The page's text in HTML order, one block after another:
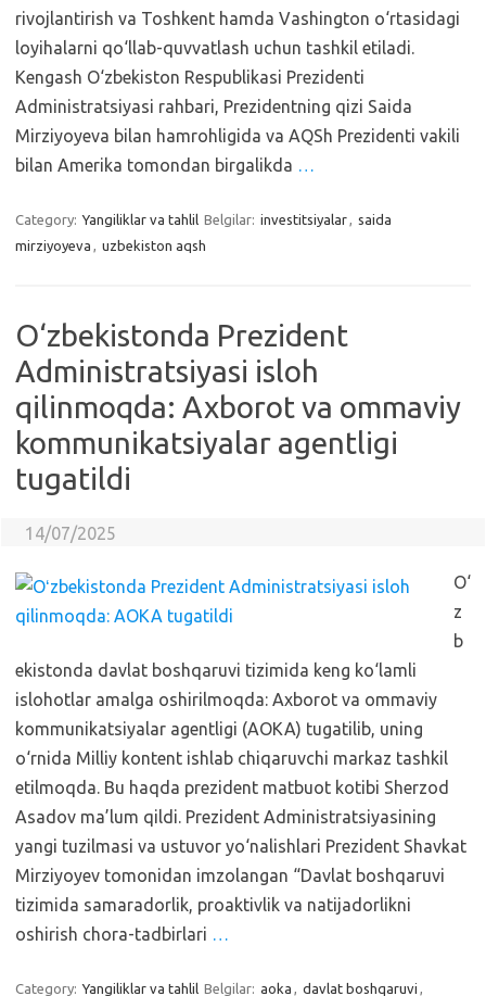
rivojlantirish va Toshkent hamda Vashington o‘rtasidagi
loyihalarni qo‘llab-quvvatlash uchun tashkil etiladi.
Kengash O‘zbekiston Respublikasi Prezidenti
Administratsiyasi rahbari, Prezidentning qizi Saida
Mirziyoyeva bilan hamrohligida va AQSh Prezidenti vakili
bilan Amerika tomondan birgalikda …
Category: Yangiliklar va tahlil Belgilar: investitsiyalar, saida
mirziyoyeva , uzbekiston aqsh
O‘zbekistonda Prezident
Administratsiyasi isloh
qilinmoqda: Axborot va ommaviy
kommunikatsiyalar agentligi
tugatildi
14/07/2025
O‘
z
b
ekistonda davlat boshqaruvi tizimida keng ko‘lamli
islohotlar amalga oshirilmoqda: Axborot va ommaviy
kommunikatsiyalar agentligi (AOKA) tugatilib, uning
o‘rnida Milliy kontent ishlab chiqaruvchi markaz tashkil
etilmoqda. Bu haqda prezident matbuot kotibi Sherzod
Asadov ma’lum qildi. Prezident Administratsiyasining
yangi tuzilmasi va ustuvor yo‘nalishlari Prezident Shavkat
Mirziyoyev tomonidan imzolangan “Davlat boshqaruvi
tizimida samaradorlik, proaktivlik va natijadorlikni
oshirish chora-tadbirlari …
Category: Yangiliklar va tahlil Belgilar: aoka , davlat boshqaruvi ,